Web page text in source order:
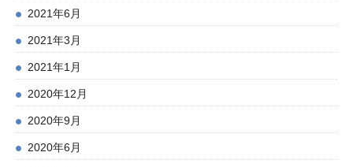
2021年6月
2021年3月
2021年1月
2020年12月
2020年9月
2020年6月